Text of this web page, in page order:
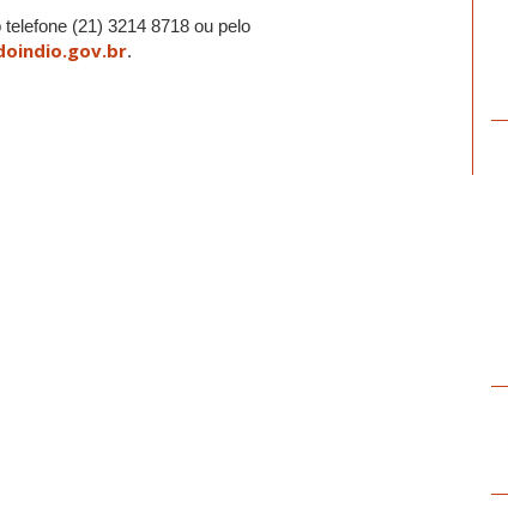
(21) 3214 8718 ou pelo
.